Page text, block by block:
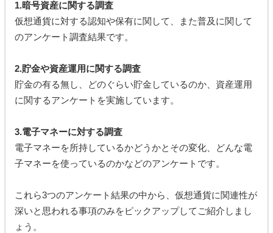
1.暗号資産に関する調査
仮想通貨に対する認知や保有に関して、また普及に関して
のアンケート調査結果です。
2.貯金や資産運用に関する調査
貯金の有る無し、どのぐらい貯金しているのか、資産運用
に関するアンケートを実施しています。
3.電子マネーに対する調査
電子マネーを所持しているかどうかとその変化、どんな電
子マネーを使っているのかなどのアンケートです。
これら3つのアンケート結果の中から、仮想通貨に関連性が
深いと思われる事項のみをピックアップしてご紹介しまし
ょう。